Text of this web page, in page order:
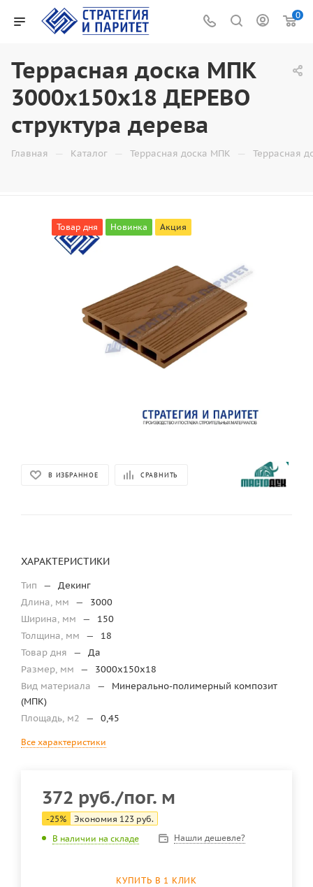
0
Террасная доска МПК
3000x150x18 ДЕРЕВО
структура дерева
Главная — Каталог — Террасная доска МПК — Террасная
Товар дня Новинка Акция
В ИЗБРАННОЕ СРАВНИТЬ
ХАРАКТЕРИСТИКИ
Тип —
Декинг
Длина, мм
—
3000
Ширина, мм
—
150
Толщина, мм
—
18
Товар дня
—
Да
Размер, мм
—
3000x150x18
Вид материала
—
Минерально-полимерный композит
(МПК)
Площадь, м2
— 0,45
Все характеристики
372 руб./пог. м
-25% Экономия 123 руб.
В наличии на складе
Нашли дешевле?
КУПИТЬ В 1 КЛИК